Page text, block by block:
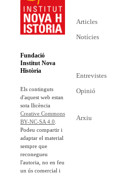
Fundació
Institut Nova
Història
Els continguts
d'aquest web estan
sota llicència
Creative Commons
BY-NC-SA 4.0
Podeu compartir i
adaptar el material
sempre que
reconegueu
l'autoria, no en feu
un ús comercial i
Articles
Notícies
Entrevistes
Opinió
Arxiu